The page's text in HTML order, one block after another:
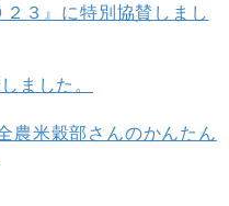
２３』に特別協賛しまし
ました。
農米穀部さんのかんたん